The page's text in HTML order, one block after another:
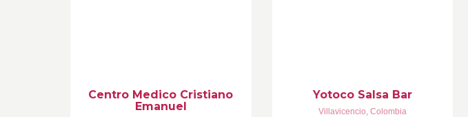
Centro Medico Cristiano
Emanuel
Yotoco Salsa Bar
Villavicencio, Colombia